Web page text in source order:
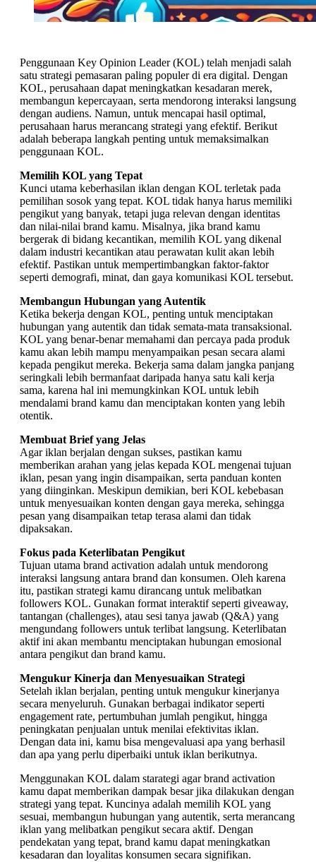
Penggunaan Key Opinion Leader (KOL) telah menjadi salah
satu strategi pemasaran paling populer di era digital. Dengan
KOL, perusahaan dapat meningkatkan kesadaran merek,
membangun kepercayaan, serta mendorong interaksi langsung
dengan audiens. Namun, untuk mencapai hasil optimal,
perusahaan harus merancang strategi yang efektif. Berikut
adalah beberapa langkah penting untuk memaksimalkan
penggunaan KOL.
Memilih KOL yang Tepat
Kunci utama keberhasilan iklan dengan KOL terletak pada
pemilihan sosok yang tepat. KOL tidak hanya harus memiliki
pengikut yang banyak, tetapi juga relevan dengan identitas
dan nilai-nilai brand kamu. Misalnya, jika brand kamu
bergerak di bidang kecantikan, memilih KOL yang dikenal
dalam industri kecantikan atau perawatan kulit akan lebih
efektif. Pastikan untuk mempertimbangkan faktor-faktor
seperti demografi, minat, dan gaya komunikasi KOL tersebut.
Membangun Hubungan yang Autentik
Ketika bekerja dengan KOL, penting untuk menciptakan
hubungan yang autentik dan tidak semata-mata transaksional.
KOL yang benar-benar memahami dan percaya pada produk
kamu akan lebih mampu menyampaikan pesan secara alami
kepada pengikut mereka. Bekerja sama dalam jangka panjang
seringkali lebih bermanfaat daripada hanya satu kali kerja
sama, karena hal ini memungkinkan KOL untuk lebih
mendalami brand kamu dan menciptakan konten yang lebih
otentik.
Membuat Brief yang Jelas
Agar iklan berjalan dengan sukses, pastikan kamu
memberikan arahan yang jelas kepada KOL mengenai tujuan
iklan, pesan yang ingin disampaikan, serta panduan konten
yang diinginkan. Meskipun demikian, beri KOL kebebasan
untuk menyesuaikan konten dengan gaya mereka, sehingga
pesan yang disampaikan tetap terasa alami dan tidak
dipaksakan.
Fokus pada Keterlibatan Pengikut
Tujuan utama brand activation adalah untuk mendorong
interaksi langsung antara brand dan konsumen. Oleh karena
itu, pastikan strategi kamu dirancang untuk melibatkan
followers KOL. Gunakan format interaktif seperti giveaway,
tantangan (challenges), atau sesi tanya jawab (Q&A) yang
mengundang followers untuk terlibat langsung. Keterlibatan
aktif ini akan membantu menciptakan hubungan emosional
antara pengikut dan brand kamu.
Mengukur Kinerja dan Menyesuaikan Strategi
Setelah iklan berjalan, penting untuk mengukur kinerjanya
secara menyeluruh. Gunakan berbagai indikator seperti
engagement rate, pertumbuhan jumlah pengikut, hingga
peningkatan penjualan untuk menilai efektivitas iklan.
Dengan data ini, kamu bisa mengevaluasi apa yang berhasil
dan apa yang perlu diperbaiki untuk iklan berikutnya.
Menggunakan KOL dalam starategi agar brand activation
kamu dapat memberikan dampak besar jika dilakukan dengan
strategi yang tepat. Kuncinya adalah memilih KOL yang
sesuai, membangun hubungan yang autentik, serta merancang
iklan yang melibatkan pengikut secara aktif. Dengan
pendekatan yang tepat, brand kamu dapat meningkatkan
kesadaran dan loyalitas konsumen secara signifikan.